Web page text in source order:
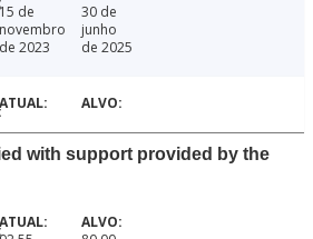
de
novembro
de 2023
30 de
junho
de 2025
with support provided by the